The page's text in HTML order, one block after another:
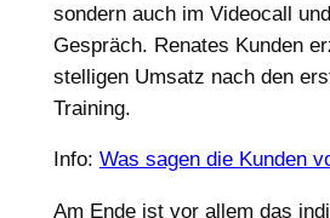
sondern auch im Videocall
Gespräch. Renates Kunden
stelligen Umsatz nach den
Training.
Info: Was sagen die Kunden
Am Ende ist vor allem das